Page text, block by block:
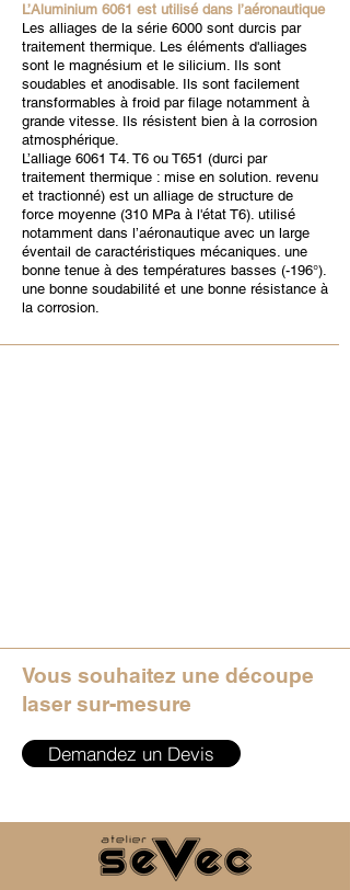
L’Aluminium 6061 est utilisé dans l’aéronautique
Les alliages de la série 6000 sont durcis par
traitement thermique. Les éléments d'alliages
sont le magnésium et le silicium. Ils sont
soudables et anodisable. Ils sont facilement
transformables à froid par filage notamment à
grande vitesse. Ils résistent bien à la corrosion
atmosphérique.
L’alliage 6061 T4. T6 ou T651 (durci par
traitement thermique : mise en solution. revenu
et tractionné) est un alliage de structure de
force moyenne (310 MPa à l'état T6). utilisé
notamment dans l’aéronautique avec un large
éventail de caractéristiques mécaniques. une
bonne tenue à des températures basses (-196°).
une bonne soudabilité et une bonne résistance à
la corrosion.
Vous souhaitez une découpe
laser sur-mesure
Demandez un Devis